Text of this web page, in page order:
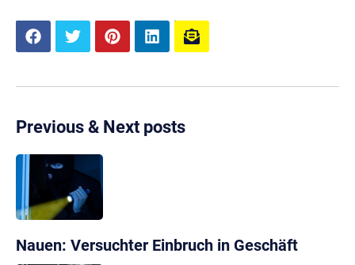
Previous & Next posts
Nauen: Versuchter Einbruch in Geschäft